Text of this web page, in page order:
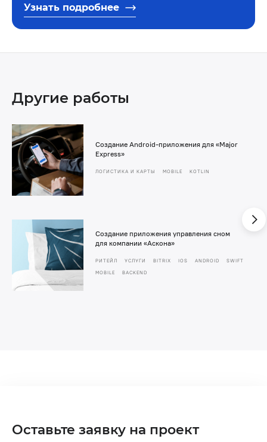
Узнать подробнее
Другие работы
Создание Android-приложения для «Major
Express»
ЛОГИСТИКА И КАРТЫ MOBILE KOTLIN
Создание приложения управления сном
для компании «Аскона»
РИТЕЙЛ УСЛУГИ BITRIX IOS ANDROID
SWIFT
MOBILE
BACKEND
Оставьте заявку на проект